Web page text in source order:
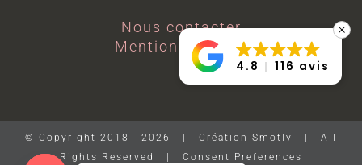
Nous contacter
Mentions légales
© Copyright 2018 - 2026 | Création Smotly | All
Rights Reserved | Consent Preferences
4.8 116 avis